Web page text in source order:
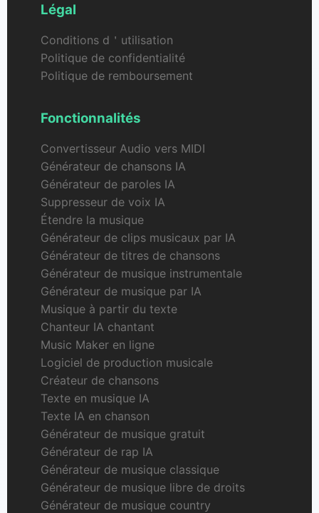
Légal
Conditions d＇utilisation
Politique de confidentialité
Politique de remboursement
Fonctionnalités
Convertisseur Audio vers MIDI
Générateur de chansons IA
Générateur de paroles IA
Suppresseur de voix IA
Étendre la musique
Générateur de clips musicaux par IA
Générateur de titres de chansons
Générateur de musique instrumentale
Générateur de musique par IA
Musique à partir du texte
Chanteur IA chantant
Music Maker en ligne
Logiciel de production musicale
Créateur de chansons
Texte en musique IA
Texte IA en chanson
Générateur de musique gratuit
Générateur de rap IA
Générateur de musique classique
Générateur de musique libre de droits
Générateur de musique country